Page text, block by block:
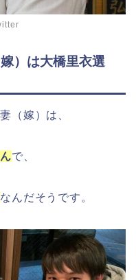
）は大橋里衣選
（嫁）は、
で、
なんだそうです。